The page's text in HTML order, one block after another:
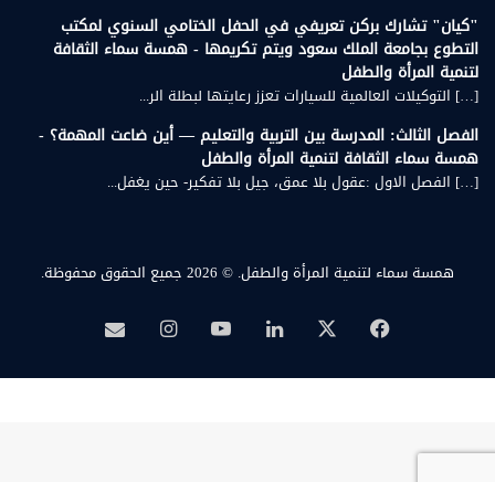
"كيان" تشارك بركن تعريفي في الحفل الختامي السنوي لمكتب
التطوع بجامعة الملك سعود ويتم تكريمها - همسة سماء الثقافة
لتنمية المرأة والطفل
[…] التوكيلات العالمية للسيارات تعزز رعايتها لبطلة الر...
الفصل الثالث: المدرسة بين التربية والتعليم — أين ضاعت المهمة؟ -
همسة سماء الثقافة لتنمية المرأة والطفل
[…] الفصل الاول :عقول بلا عمق، جيل بلا تفكير- حين يغفل...
همسة سماء لتنمية المرأة والطفل. © 2026 جميع الحقوق محفوظة.
فيسبوك لينكدإن‫YouTubeانستقرامبريد
همسة